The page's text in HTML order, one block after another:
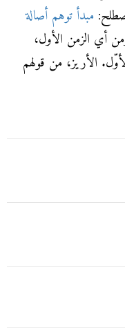
مبدأ توهم أصالة
أي الزمن الأول،
الأريز، من قولهم